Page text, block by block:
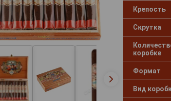
Крепость
Скрутка
коробке
Формат
Вид